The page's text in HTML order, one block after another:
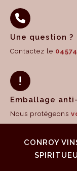
Une question ?
Contactez le
Emballage
Nous protégeons
CONROY